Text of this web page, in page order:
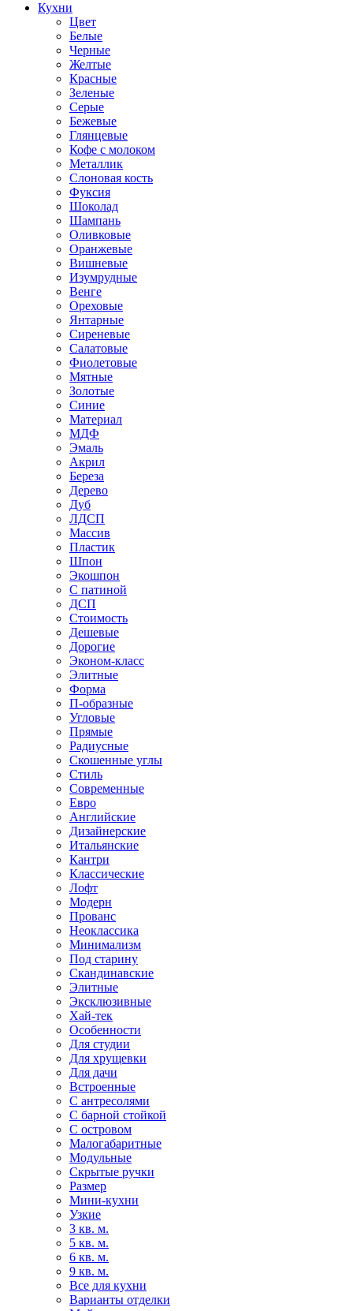
Кухни
Цвет
Белые
Черные
Желтые
Красные
Зеленые
Серые
Бежевые
Глянцевые
Кофе с молоком
Металлик
Слоновая кость
Фуксия
Шоколад
Шампань
Оливковые
Оранжевые
Вишневые
Изумрудные
Венге
Ореховые
Янтарные
Сиреневые
Салатовые
Фиолетовые
Мятные
Золотые
Синие
Материал
МДФ
Эмаль
Акрил
Береза
Дерево
Дуб
ЛДСП
Массив
Пластик
Шпон
Экошпон
С патиной
ДСП
Стоимость
Дешевые
Дорогие
Эконом-класс
Элитные
Форма
П-образные
Угловые
Прямые
Радиусные
Скошенные углы
Стиль
Современные
Евро
Английские
Дизайнерские
Итальянские
Кантри
Классические
Лофт
Модерн
Прованс
Неоклассика
Минимализм
Под старину
Скандинавские
Элитные
Эксклюзивные
Хай-тек
Особенности
Для студии
Для хрущевки
Для дачи
Встроенные
С антресолями
С барной стойкой
С островом
Малогабаритные
Модульные
Скрытые ручки
Размер
Мини-кухни
Узкие
3 кв. м.
5 кв. м.
6 кв. м.
9 кв. м.
Все для кухни
Варианты отделки